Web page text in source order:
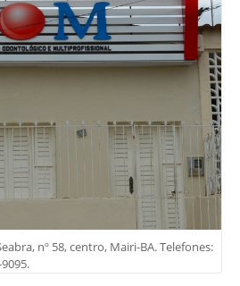
nº 58, centro, Mairi-BA. Telefones: